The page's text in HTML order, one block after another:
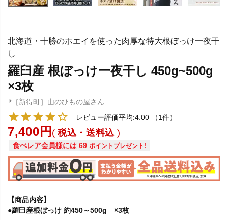
北海道・十勝のホエイを使った肉厚な特大根ぼっけ一夜干
し
羅臼産 根ぼっけ一夜干し 450g~500g
×3枚
［新得町］山のひもの屋さん
レビュー評価平均:4.00
（1件）
7,400 税込・送料込
食べレア会員様には 69 ポイントプレゼント!
【商品内容】
●羅臼産根ぼっけ 約450～500g ×3枚